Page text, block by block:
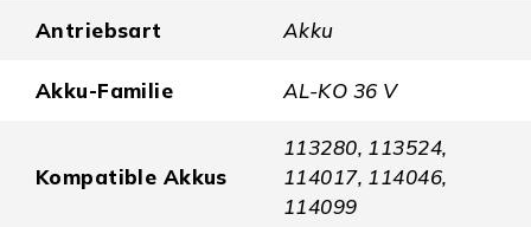
Antriebsart Akku
Akku-Familie AL-KO 36 V
Kompatible Akkus
113280, 113524,
114017, 114046,
114099